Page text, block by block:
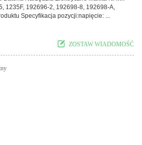
1235F, 192696-2, 192698-8, 192698-A,
Specyfikacja pozycji:napięcie: ...
ZOSTAW WIADOMOŚĆ